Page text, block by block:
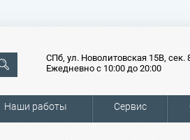
СПб, ул. Новолитовская 15В, сек.
Ежедневно с 10:00 до 20:00
Наши работы Сервис